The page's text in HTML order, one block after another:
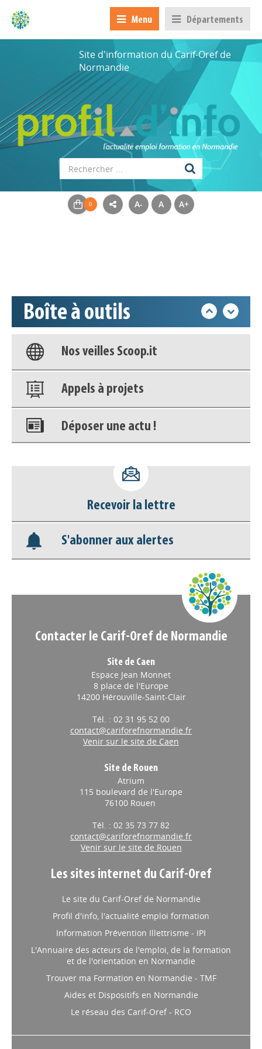
Menu Départements
Site d'information du Carif-Oref de
Normandie
A- A A+
Boîte à outils
Appels à projets
Base documentaire
Nos veilles Scoop.it
Appels à projets
Déposer une actu !
déconnecter)
Base documentaire
Nos veilles Scoop.it
Recevoir la lettre
S'abonner aux alertes
Contacter le Carif-Oref de Normandie
Site de Caen
Espace Jean Monnet
8 place de l'Europe
14200 Hérouville-Saint-Clair
Tél. : 02 31 95 52 00
contact@cariforefnormandie.fr
Venir sur le site de Caen
Site de Rouen
Atrium
115 boulevard de l'Europe
76100 Rouen
Tél. : 02 35 73 77 82
contact@cariforefnormandie.fr
Venir sur le site de Rouen
Les sites internet du Carif-Oref
Le site du Carif-Oref de Normandie
Profil d'info, l'actualité emploi formation
Information Prévention Illettrisme - IPI
L'Annuaire des acteurs de l'emploi, de la formation
et de l'orientation en Normandie
Trouver ma Formation en Normandie - TMF
Aides et Dispositifs en Normandie
Le réseau des Carif-Oref - RCO